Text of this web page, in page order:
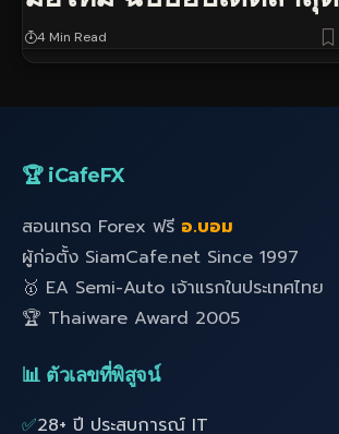
4 Min Read
🏆 iCafeFX
สอนเทรด Forex ฟรี อ.บอม
ผู้ก่อตั้ง SiamCafe.net Since 1997
🥇 EA Semi-Auto เจ้าแรกในประเทศไทย
🏆 Thaiware Award 2005
📊 ตัวเลขที่พิสูจน์
✅28+ ปี ประสบการณ์ IT